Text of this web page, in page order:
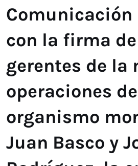
Comunicación
con la firma
gerentes de la
operaciones
organismo
Juan Basco y